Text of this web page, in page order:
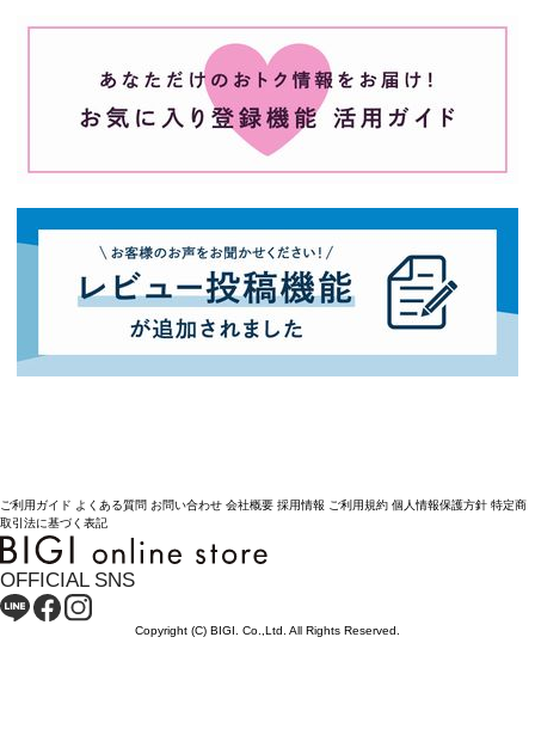
ご利用ガイド よくある質問 お問い合わせ 会社概要 採用情報 ご利用規約 個人情報保護方針 特定商
取引法に基づく表記
OFFICIAL SNS
Copyright (C) BIGI. Co.,Ltd. All Rights Reserved.